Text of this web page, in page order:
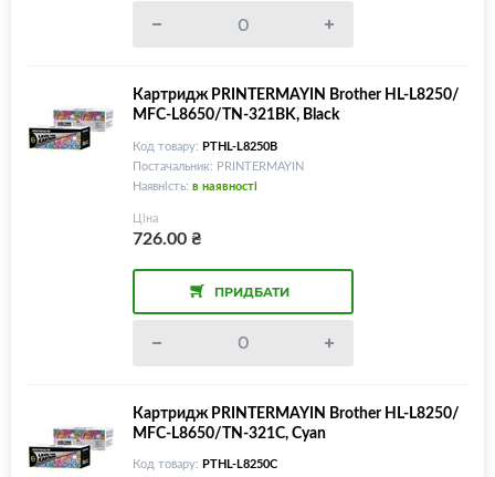
Картридж PRINTERMAYIN Brother HL-L8250/
MFC-L8650/TN-321BK, Black
Код товару: PTHL-L8250B
Постачальник: PRINTERMAYIN
Наявність: в наявності
Ціна
726.00₴
ПРИДБАТИ
Картридж PRINTERMAYIN Brother HL-L8250/
MFC-L8650/TN-321C, Cyan
Код товару: PTHL-L8250C